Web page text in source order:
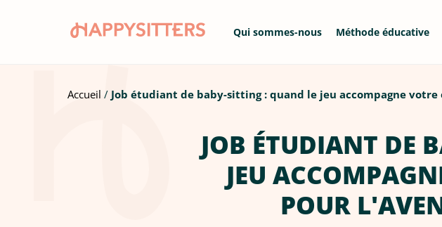
Qui sommes-nous Méthode éducative
Accueil Job étudiant de baby-sitting : quand le jeu accompagne
JOB ÉTUDIANT DE
JEU
POUR